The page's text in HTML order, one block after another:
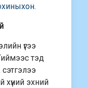
үгээ
тэд
сэтгэлээ
хүний эхний